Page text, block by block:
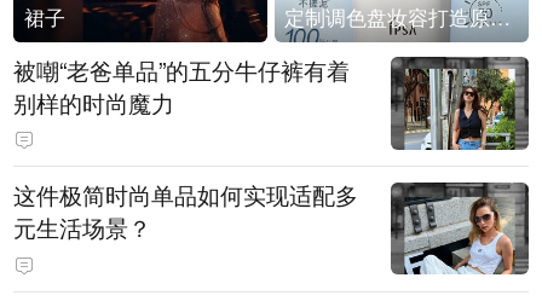
裙子 定制调色盘妆容打造原生之美
被嘲“老爸单品”的五分牛仔裤有着
别样的时尚魔力
这件极简时尚单品如何实现适配多
元生活场景？